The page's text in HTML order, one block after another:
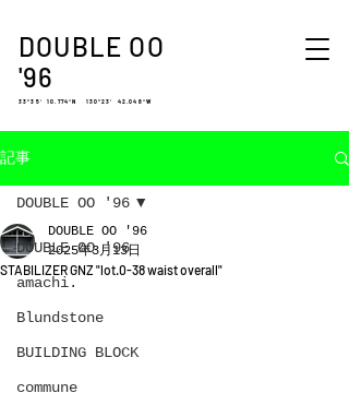
DOUBLE OO
'96
33°35′ 10.774″N 130°23′ 42.048″W
記事
DOUBLE OO '96
amachi.
Blundstone
BUILDING BLOCK
commune
DOUBLE OO '96
STABILIZER GNZ "lot.0-38 waist overall"
DOUBLE OO '96
2025年3月13日